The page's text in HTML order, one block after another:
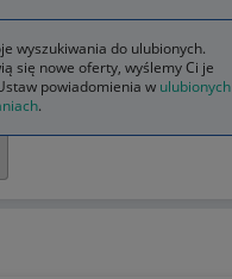
wyszukiwania do ulubionych.
się nowe oferty, wyślemy Ci je
powiadomienia w ulubionych
.